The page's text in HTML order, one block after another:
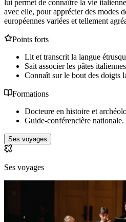
lui permet de connaître la vie
avec elle, pour apprécier des modes
européennes variées et tellement
Points forts
Lit et transcrit la langue
Sait associer les pâtes
Connaît sur le bout des doigts
Formations
Docteure en histoire et
Guide-conférencière nationale.
Ses voyages
Ses voyages